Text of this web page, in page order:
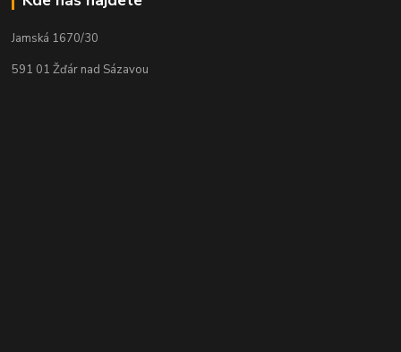
Jamská 1670/30
591 01 Žďár nad Sázavou